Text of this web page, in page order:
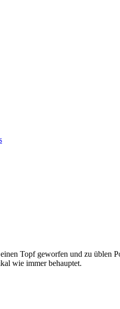
Topf geworfen und zu
wie immer behauptet.